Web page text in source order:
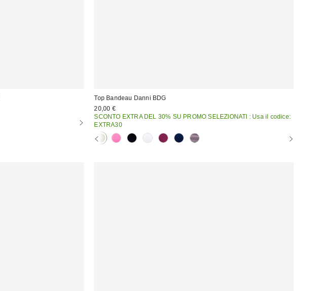
Top Bandeau Danni BDG
20,00 €
SCONTO EXTRA DEL 30% SU PROMO SELEZIONATI : Usa il codice:
EXTRA30